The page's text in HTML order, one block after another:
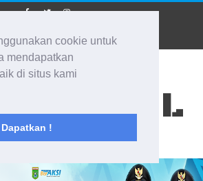
cookie untuk
mendapatkan
di situs kami
Dapatkan !KALSEL
Ke Segala Arah